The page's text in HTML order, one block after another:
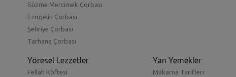
Süzme Mercimek Çorbası
Ezogelin Çorbası
Şehriye Çorbası
Tarhana Çorbası
Yöresel Lezzetler
Fellah Köftesi
Yan Yemekler
Makarna Tarifleri